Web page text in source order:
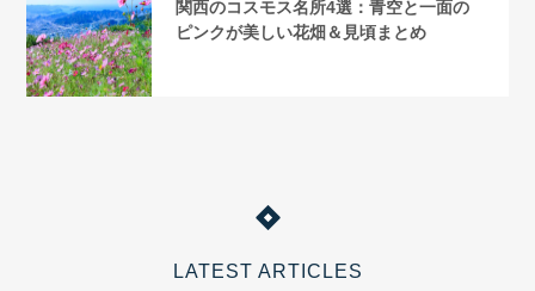
関西のコスモス名所4選：青空と一面の
ピンクが美しい花畑＆見頃まとめ
LATEST ARTICLES